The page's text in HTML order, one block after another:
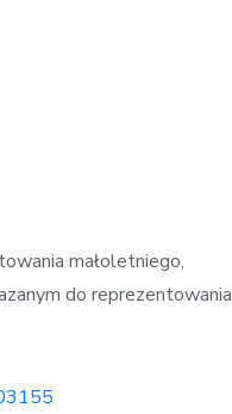
małoletniego,
do reprezentowania